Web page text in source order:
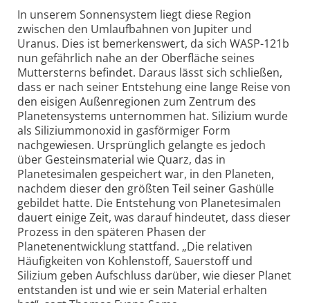
In unserem Sonnensystem liegt diese Region
zwischen den Umlaufbahnen von Jupiter und
Uranus. Dies ist bemerkenswert, da sich WASP-121b
nun gefährlich nahe an der Oberfläche seines
Muttersterns befindet. Daraus lässt sich schließen,
dass er nach seiner Entstehung eine lange Reise von
den eisigen Außenregionen zum Zentrum des
Planetensystems unternommen hat. Silizium wurde
als Siliziummonoxid in gasförmiger Form
nachgewiesen. Ursprünglich gelangte es jedoch
über Gesteinsmaterial wie Quarz, das in
Planetesimalen gespeichert war, in den Planeten,
nachdem dieser den größten Teil seiner Gashülle
gebildet hatte. Die Entstehung von Planetesimalen
dauert einige Zeit, was darauf hindeutet, dass dieser
Prozess in den späteren Phasen der
Planetenentwicklung stattfand. „Die relativen
Häufigkeiten von Kohlenstoff, Sauerstoff und
Silizium geben Aufschluss darüber, wie dieser Planet
entstanden ist und wie er sein Material erhalten